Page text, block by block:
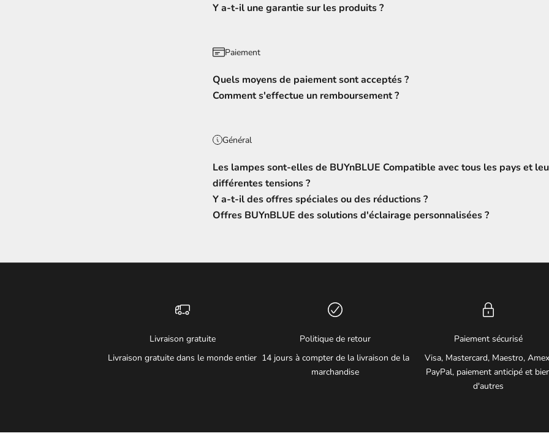
Y a-t-il une garantie sur les produits ?
Paiement
Quels moyens de paiement sont acceptés ?
Comment s'effectue un remboursement ?
Général
Les lampes sont-elles de BUYnBLUE Compatible avec tous les pays et
différentes tensions ?
Y a-t-il des offres spéciales ou des réductions ?
Offres BUYnBLUE des solutions d'éclairage personnalisées ?
Livraison gratuite
Livraison gratuite dans le monde entier
Politique de retour
14 jours à compter de la livraison de la
marchandise
Paiement sécurisé
Visa, Mastercard, Maestro,
PayPal, paiement anticipé et
d'autres